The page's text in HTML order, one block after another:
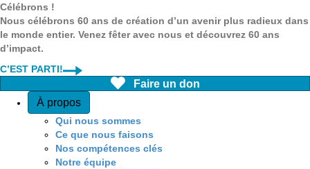
Célébrons !
Nous célébrons 60 ans de création d’un avenir plus radieux dans
le monde entier. Venez fêter avec nous et découvrez 60 ans
d’impact.
C’EST PARTI!
Faire un don
Quick Access
À propos
Qui nous sommes
Ce que nous faisons
Nos compétences clés
Notre équipe